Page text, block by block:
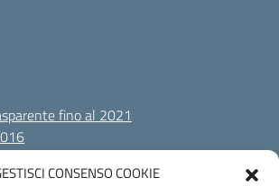
CONSENSO COOKIE
fino al 2021